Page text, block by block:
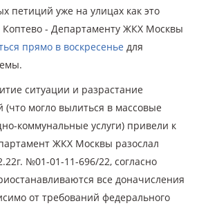
петиций уже на улицах как это
- Департаменту ЖКХ Москвы
прямо в воскресенье для
ситуации и разрастание
могло вылиться в массовые
коммунальные услуги) привели к
ЖКХ Москвы разослал
№01-01-11-696/22, согласно
все доначисления
от требований федерального